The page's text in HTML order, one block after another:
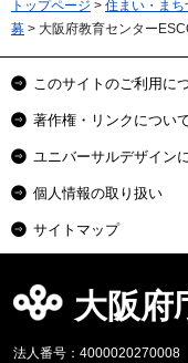
トップページ > 住まい・まち
募 > 大阪府教育センター
このサイトのご利用に
著作権・リンクについ
ユニバーサルデザイン
個人情報の取り扱い
サイトマップ
大阪府
法人番号：4000020270008